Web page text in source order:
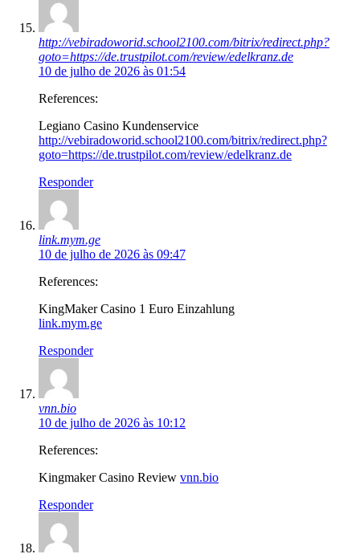
http://vebiradoworid.school2100.com/bitrix/redirect.php?
goto=https://de.trustpilot.com/review/edelkranz.de
10 de julho de 2026 às 01:54
References:
Legiano Casino Kundenservice
http://vebiradoworid.school2100.com/bitrix/redirect.php?
goto=https://de.trustpilot.com/review/edelkranz.de
Responder
link.mym.ge
10 de julho de 2026 às 09:47
References:
KingMaker Casino 1 Euro Einzahlung
link.mym.ge
Responder
vnn.bio
10 de julho de 2026 às 10:12
References:
Kingmaker Casino Review vnn.bio
Responder